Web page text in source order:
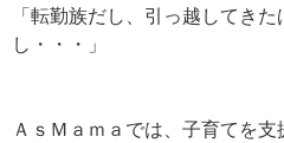
「転勤族だし、引っ越してき
し・・・」
ＡｓＭａｍａでは、子育てを